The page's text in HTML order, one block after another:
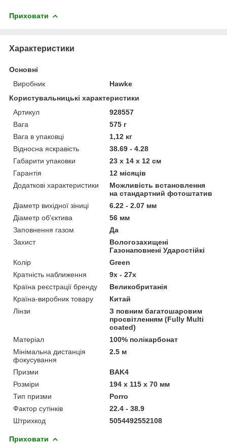
Приховати
Характеристики
Основні
Виробник
Hawke
Користувальницькі характеристики
Артикул
928557
Вага
575 г
Вага в упаковці
1,12 кг
Відносна яскравість
38.69 - 4.28
Габарити упаковки
23 x 14 x 12 см
Гарантія
12 місяців
Додаткові характеристики
Можливість встановлення
на стандартний фотоштатив
Діаметр вихідної зіниці
6.22 - 2.07 мм
Діаметр об'єктива
56 мм
Заповнення газом
Да
Захист
Вологозахищені
Газонаповнені Ударостійкі
Колір
Green
Кратність наближення
9х - 27х
Країна реєстрації бренду
Великобританія
Країна-виробник товару
Китай
Лінзи
З повним багатошаровим
просвітленням (Fully Multi
coated)
Матеріал
100% полікарбонат
Мінімальна дистанція
фокусування
2.5 м
Призми
BAK4
Розміри
194 x 115 x 70 мм
Тип призми
Porro
Фактор сутінків
22.4 - 38.9
Штрихкод
5054492552108
Приховати